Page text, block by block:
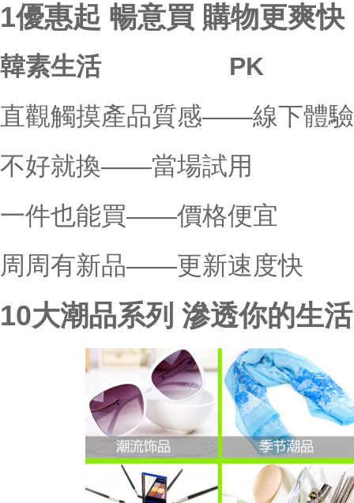
1優惠起 暢意買 購物更爽快
韓素生活
PK 各
直觀觸摸產品質感——線下
不好就換——當場試用
一件也能買——價格便宜
周周有新品——更新速度快
10大潮品系列 滲透你的生活